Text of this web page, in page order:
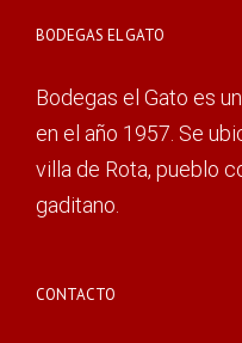
BODEGAS EL GATO
Bodegas el Gato es
en el año 1957. Se
villa de Rota, pueblo
gaditano.
CONTACTO